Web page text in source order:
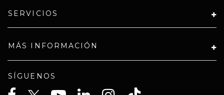
SERVICIOS
MÁS INFORMACIÓN
SÍGUENOS